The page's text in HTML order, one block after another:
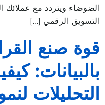
الضوضاء ويتردد مع عملائك
التسويق الرقمي […]
قوة صنع
بالبيانات:
التحليلات